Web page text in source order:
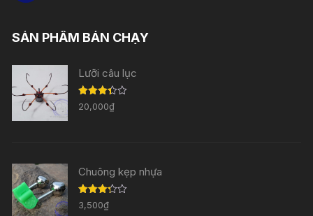
SẢN PHẨM BÁN CHẠY
Lưỡi câu lục
Được
xếp
20,000₫
Chuông kẹp nhựa
Được
xếp
3,500₫